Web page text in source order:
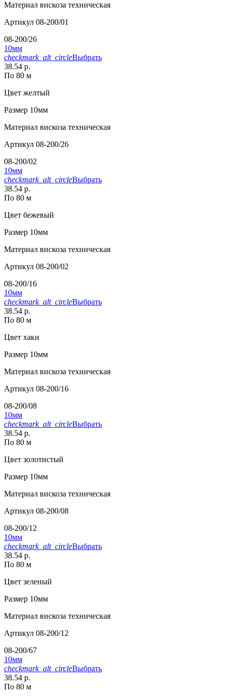
Материал вискоза техническая
Артикул 08-200/01
08-200/26
10мм
checkmark_alt_circleВыбрать
38.54 р.
По 80 м
Цвет желтый
Размер 10мм
Материал вискоза техническая
Артикул 08-200/26
08-200/02
10мм
checkmark_alt_circleВыбрать
38.54 р.
По 80 м
Цвет бежевый
Размер 10мм
Материал вискоза техническая
Артикул 08-200/02
08-200/16
10мм
checkmark_alt_circleВыбрать
38.54 р.
По 80 м
Цвет хаки
Размер 10мм
Материал вискоза техническая
Артикул 08-200/16
08-200/08
10мм
checkmark_alt_circleВыбрать
38.54 р.
По 80 м
Цвет золотистый
Размер 10мм
Материал вискоза техническая
Артикул 08-200/08
08-200/12
10мм
checkmark_alt_circleВыбрать
38.54 р.
По 80 м
Цвет зеленый
Размер 10мм
Материал вискоза техническая
Артикул 08-200/12
08-200/67
10мм
checkmark_alt_circleВыбрать
38.54 р.
По 80 м